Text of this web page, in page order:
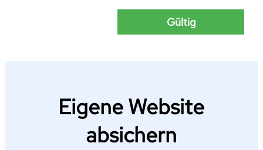
Gültig
Eigene Website
absichern